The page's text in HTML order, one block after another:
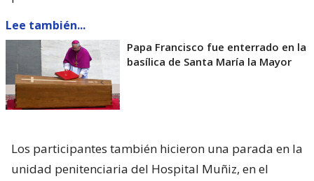
Lee también...
Papa Francisco fue enterrado en la
basílica de Santa María la Mayor
Los participantes también hicieron una parada en la
unidad penitenciaria del Hospital Muñiz, en el